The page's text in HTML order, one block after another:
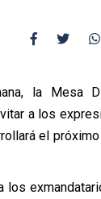
la Mesa
a los
el